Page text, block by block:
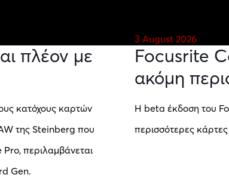
πλέον με
κατόχους καρτών
της Steinberg που
Pro, περιλαμβάνεται
Gen.
3 August 2026
Focusrite
ακόμη
Η beta έκδοση του
περισσότερες